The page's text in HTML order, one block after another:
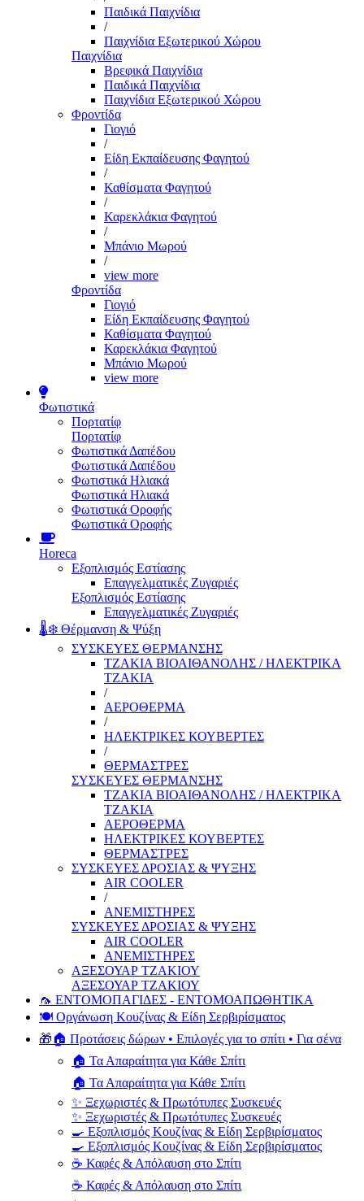
Παιδικά Παιχνίδια
/
Παιχνίδια Εξωτερικού Χώρου
Παιχνίδια
Βρεφικά Παιχνίδια
Παιδικά Παιχνίδια
Παιχνίδια Εξωτερικού Χώρου
Φροντίδα
Γιογιό
/
Είδη Εκπαίδευσης Φαγητού
/
Καθίσματα Φαγητού
/
Καρεκλάκια Φαγητού
/
Μπάνιο Μωρού
/
view more
Φροντίδα
Γιογιό
Είδη Εκπαίδευσης Φαγητού
Καθίσματα Φαγητού
Καρεκλάκια Φαγητού
Μπάνιο Μωρού
view more
Φωτιστικά
Πορτατίφ
Πορτατίφ
Φωτιστικά Δαπέδου
Φωτιστικά Δαπέδου
Φωτιστικά Ηλιακά
Φωτιστικά Ηλιακά
Φωτιστικά Οροφής
Φωτιστικά Οροφής
Horeca
Εξοπλισμός Εστίασης
Επαγγελματικές Ζυγαριές
Εξοπλισμός Εστίασης
Επαγγελματικές Ζυγαριές
🌡️❄️ Θέρμανση & Ψύξη
ΣΥΣΚΕΥΕΣ ΘΕΡΜΑΝΣΗΣ
ΤΖΑΚΙΑ ΒΙΟΑΙΘΑΝΟΛΗΣ / ΗΛΕΚΤΡΙΚΑ
ΤΖΑΚΙΑ
/
ΑΕΡΟΘΕΡΜΑ
/
ΗΛΕΚΤΡΙΚΕΣ ΚΟΥΒΕΡΤΕΣ
/
ΘΕΡΜΑΣΤΡΕΣ
ΣΥΣΚΕΥΕΣ ΘΕΡΜΑΝΣΗΣ
ΤΖΑΚΙΑ ΒΙΟΑΙΘΑΝΟΛΗΣ / ΗΛΕΚΤΡΙΚΑ
ΤΖΑΚΙΑ
ΑΕΡΟΘΕΡΜΑ
ΗΛΕΚΤΡΙΚΕΣ ΚΟΥΒΕΡΤΕΣ
ΘΕΡΜΑΣΤΡΕΣ
ΣΥΣΚΕΥΕΣ ΔΡΟΣΙΑΣ & ΨΥΞΗΣ
AIR COOLER
/
ΑΝΕΜΙΣΤΗΡΕΣ
ΣΥΣΚΕΥΕΣ ΔΡΟΣΙΑΣ & ΨΥΞΗΣ
AIR COOLER
ΑΝΕΜΙΣΤΗΡΕΣ
ΑΞΕΣΟΥΑΡ ΤΖΑΚΙΟΥ
ΑΞΕΣΟΥΑΡ ΤΖΑΚΙΟΥ
🦟 ΕΝΤΟΜΟΠΑΓΙΔΕΣ - ΕΝΤΟΜΟΑΠΩΘΗΤΙΚΑ
🍽️ Οργάνωση Κουζίνας & Είδη Σερβιρίσματος
🎁🏠 Προτάσεις δώρων • Επιλογές για το σπίτι • Για σένα
🏠 Τα Απαραίτητα για Κάθε Σπίτι
🏠 Τα Απαραίτητα για Κάθε Σπίτι
✨ Ξεχωριστές & Πρωτότυπες Συσκευές
✨ Ξεχωριστές & Πρωτότυπες Συσκευές
🍳 Εξοπλισμός Κουζίνας & Είδη Σερβιρίσματος
🍳 Εξοπλισμός Κουζίνας & Είδη Σερβιρίσματος
☕ Καφές & Απόλαυση στο Σπίτι
☕ Καφές & Απόλαυση στο Σπίτι